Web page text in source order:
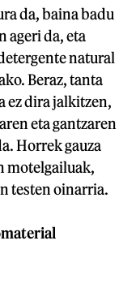
da, baina badu
ageri da, eta
natural
Beraz, tanta
ez dira jalkitzen,
eta gantzaren
Horrek gauza
motelgailuak,
testen oinarria.